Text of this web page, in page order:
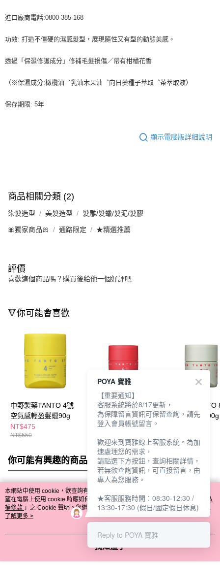
進口廠商電話:0800-385-168
功效: 打造不僵硬的濕感髮型，展現隨性又有型的動態美感。
透過「保濕修護成分」修補毛髮損傷／帶有柑橘花香
（※保濕成分:橄欖油︑乳油木果油︑向日葵種子萃取︑茶萃取液）
保存期限: 5年
顯示電腦版詳細說明
商品相關分類 (2)
染髮造型 美髮造型 髮雕/髮蠟/髮泥/髮膠
🎀獨家商品🎀 通路限定 ★精選推薦
評價
喜歡這個商品嗎？購買後給他一個好評吧
🔻你可能會喜歡
中野製藥TANTO 4號
空氣感輕盈髮蠟90g
NT$475
NT$550
中野製藥TANTO 6號
躍動感造型髮臘90g
NT$385
中野製藥TANTO
極塑霧感髮泥90g
你可能有興趣的商品 全站排行
熱門標籤
本網站中使用 cookie，欲查詢有關本網站使用 cookie 方式之詳情，及若您不希
望在電腦上使用 cookie 時應如何變更電腦的 cookie 設定，請參閱本網站「
隱私
權條款 」之 Cookie 聲明。您繼續使用本網站即表示您同意本公司得按本網站使
用條款之 Cookie 聲明使用 cookie。
了解更多 >
我知道了
POYA 寶雅
【重要通知】
客服系統將於8/17更新，
為保障留言資訊可保留查詢，請先
登入會員帳號留言。
歡迎來到寶雅線上客服系統。為加
速處理您的需求，
請點選下方按鈕，查詢相關詳情，
若無欲查詢資訊，可直接留言，由
專人為您服務。
★客服服務時間：08:30-12:30 /
13:30-17:30 (假日/國定假日休息)
Reply to POYA 寶雅